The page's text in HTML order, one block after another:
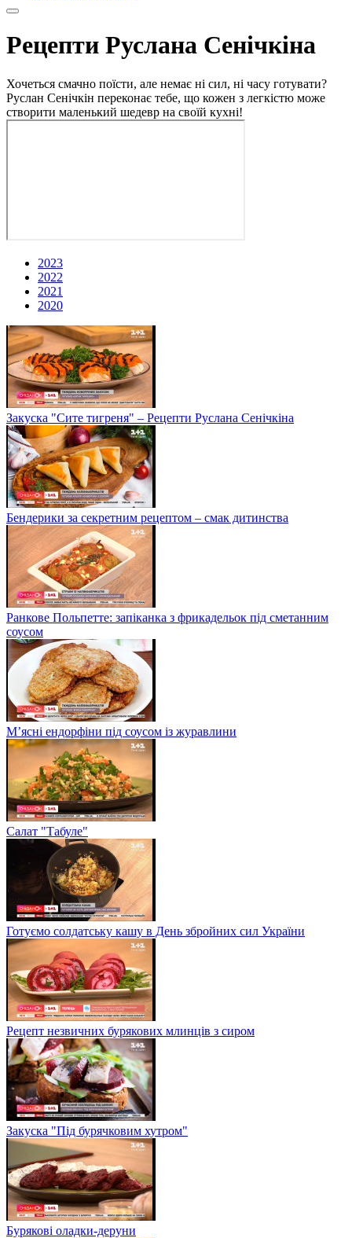
Рецепти Руслана Сенічкіна
Хочеться смачно поїсти, але немає ні сил, ні часу готувати?
Руслан Сенічкін переконає тебе, що кожен з легкістю може
створити маленький шедевр на своїй кухні!
2023
2022
2021
2020
Закуска "Сите тигреня" – Рецепти Руслана Сенічкіна
Бендерики за секретним рецептом – смак дитинства
Ранкове Польпетте: запіканка з фрикадельок під сметанним
соусом
М’ясні ендорфіни під соусом із журавлини
Салат "Табуле"
Готуємо солдатську кашу в День збройних сил України
Рецепт незвичних бурякових млинців з сиром
Закуска "Під бурячковим хутром"
Бурякові оладки-деруни